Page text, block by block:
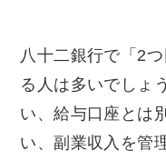
八十二銀行で「2
る人は多いでしょ
い、給与口座とは
い、副業収入を管